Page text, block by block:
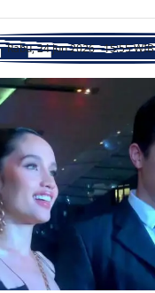
- Rabu, 24 Jun 2026 - 15:55 WIB